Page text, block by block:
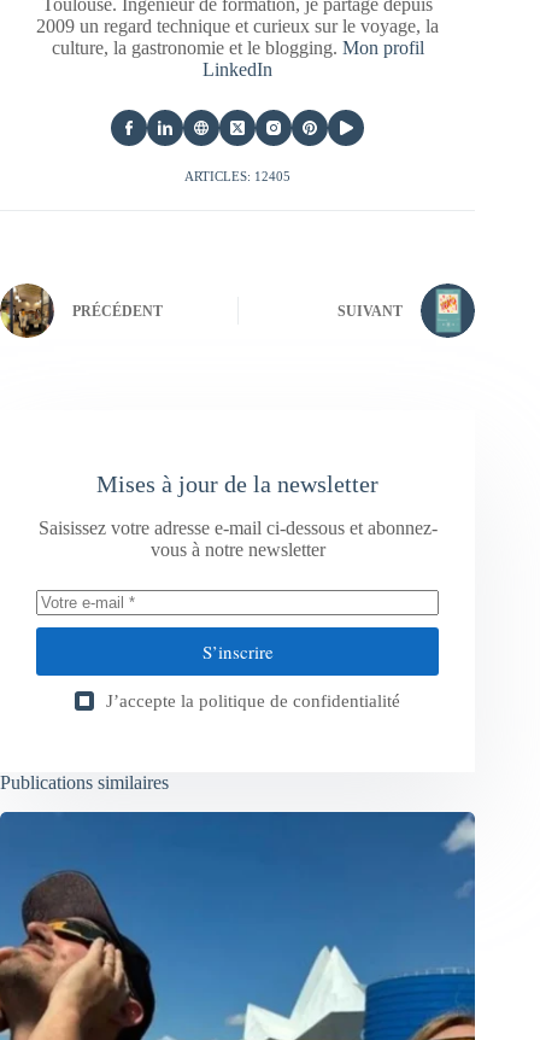
Toulouse. Ingénieur de formation, je partage depuis
2009 un regard technique et curieux sur le voyage, la
culture, la gastronomie et le blogging. Mon profil
LinkedIn
ARTICLES: 12405
PRÉCÉDENT SUIVANT
Mises à jour de la newsletter
Saisissez votre adresse e-mail ci-dessous et abonnez-
vous à notre newsletter
S’inscrire
J’accepte la politique de confidentialité
Publications similaires